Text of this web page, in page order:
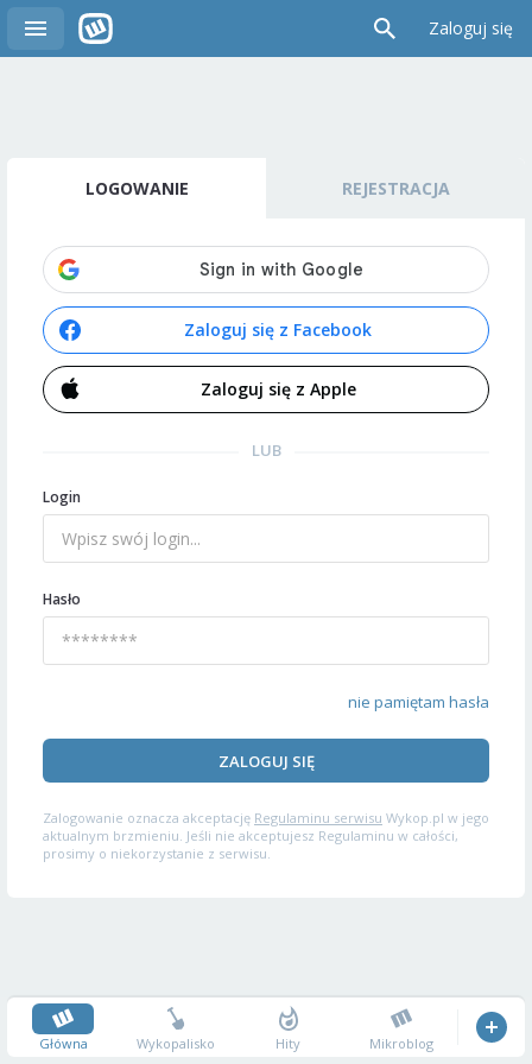
Zaloguj się
LOGOWANIE REJESTRACJA
Zaloguj się z Facebook
Zaloguj się z Apple
LUB
Login
Hasło
nie pamiętam hasła
ZALOGUJ SIĘ
Zalogowanie oznacza akceptację Regulaminu serwisu Wykop.pl w jego
aktualnym brzmieniu. Jeśli nie akceptujesz Regulaminu w całości,
prosimy o niekorzystanie z serwisu.
Główna Wykopalisko Hity Mikroblog